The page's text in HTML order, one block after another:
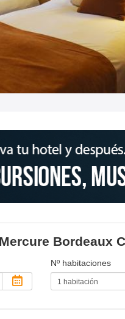
Bordeaux
Nº habitaciones